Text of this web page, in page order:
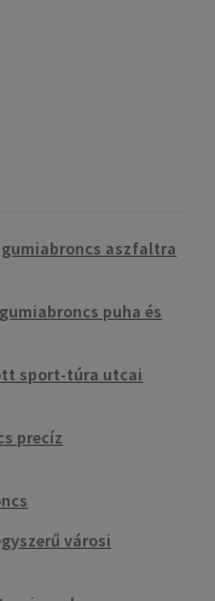
gumiabroncs aszfaltra
puha és
sport-túra utcai
precíz
városi